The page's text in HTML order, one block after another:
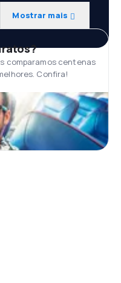
Mostrar mais
comparamos centenas
Confira!